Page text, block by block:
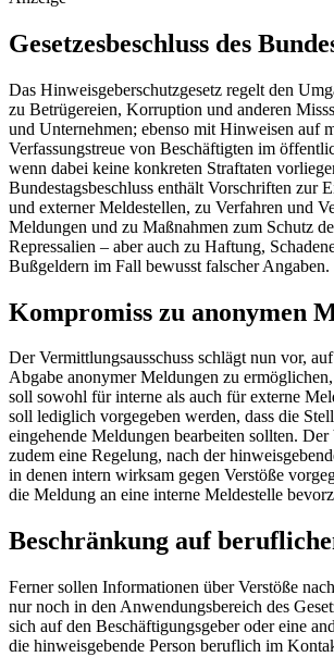
Gesetzesbeschluss des
Das Hinweisgeberschutzgesetz regelt den
zu Betrügereien, Korruption und anderen
und Unternehmen; ebenso mit Hinweisen auf
Verfassungstreue von Beschäftigten im
wenn dabei keine konkreten Straftaten
Bundestagsbeschluss enthält Vorschriften zur
und externer Meldestellen, zu Verfahren und
Meldungen und zu Maßnahmen zum Schutz
Repressalien – aber auch zu Haftung,
Bußgeldern im Fall bewusst falscher Angaben.
Kompromiss zu anonymen
Der Vermittlungsausschuss schlägt nun vor,
Abgabe anonymer Meldungen zu
soll sowohl für interne als auch für externe
soll lediglich vorgegeben werden, dass die
eingehende Meldungen bearbeiten sollten.
zudem eine Regelung, nach der
in denen intern wirksam gegen Verstöße
die Meldung an eine interne Meldestelle
Beschränkung auf
Ferner sollen Informationen über Verstöße
nur noch in den Anwendungsbereich des
sich auf den Beschäftigungsgeber oder eine
die hinweisgebende Person beruflich im